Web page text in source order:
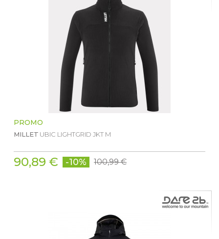
PROMO
MILLET UBIC LIGHTGRID JKT M
90,89 € -10% 100,99 €